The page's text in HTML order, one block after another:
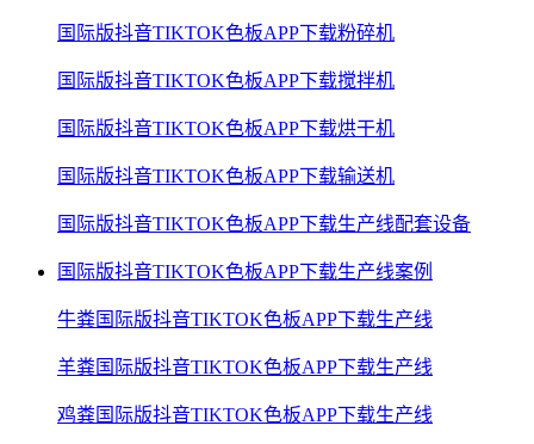
国际版抖音TIKTOK色板APP下载粉碎机
国际版抖音TIKTOK色板APP下载搅拌机
国际版抖音TIKTOK色板APP下载烘干机
国际版抖音TIKTOK色板APP下载输送机
国际版抖音TIKTOK色板APP下载生产线配套设备
国际版抖音TIKTOK色板APP下载生产线案例
牛粪国际版抖音TIKTOK色板APP下载生产线
羊粪国际版抖音TIKTOK色板APP下载生产线
鸡粪国际版抖音TIKTOK色板APP下载生产线